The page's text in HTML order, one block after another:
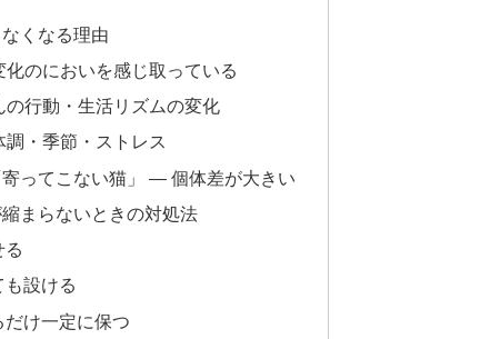
くなる理由
のにおいを感じ取っている
行動・生活リズムの変化
・季節・ストレス
寄ってこない猫」 — 個体差が大きい
まらないときの対処法
る
設ける
け一定に保つ